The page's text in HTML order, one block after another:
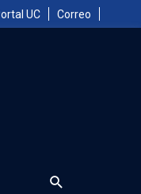
UC Correo
Search